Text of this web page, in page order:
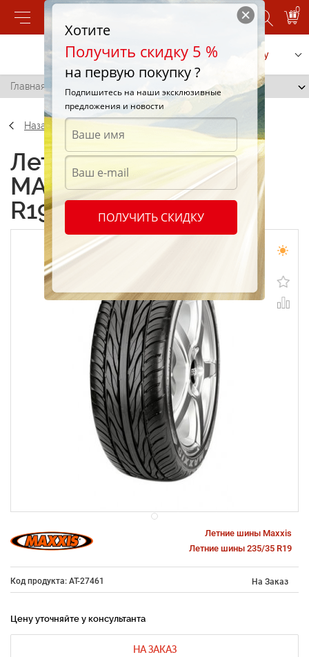
0
Позвонить Заказать услугу
Главная / Maxxis MA-Z4S Victra 235/35 R19 91W
Назад
Летние шины Maxxis
MA-Z4S Victra 235/35
R19 91W
Летние шины Maxxis
Летние шины 235/35 R19
Код продукта: AT-27461 На Заказ
Цену уточняйте у консультанта
НА ЗАКАЗ
Хотите
Получить скидку 5 %
на первую покупку ?
Подпишитесь на наши эксклюзивные
предложения и новости
ПОЛУЧИТЬ СКИДКУ